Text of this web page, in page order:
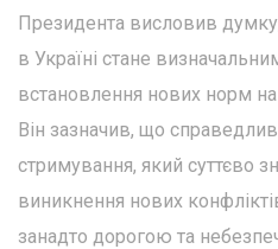
Президента висловив
в Україні стане
встановлення нових норм на
Він зазначив, що
стримування, який суттєво
виникнення нових
занадто дорогою та